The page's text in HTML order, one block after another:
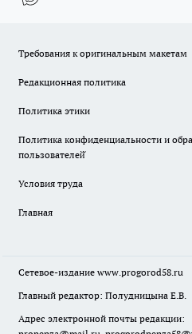
Требования к оригинальным макетам
Редакционная политика
Политика этики
Политика конфиденциальности и
пользователей̆
Условия труда
Главная
Сетевое-издание www.progorod58.ru
Главный редактор: Полудницына Е.В.
Адрес электронной почты редакции: